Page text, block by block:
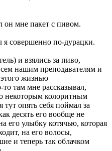
он мне пакет с пивом.
я совершенно по-дурацки.
и взялись за пиво,
нашим преподавателям и
жизнью
там мне рассказывал,
некоторым колоритным
опять себя поймал за
десять его вообще не
его улыбку котячью, которая
на его волосы,
и теперь так облачком